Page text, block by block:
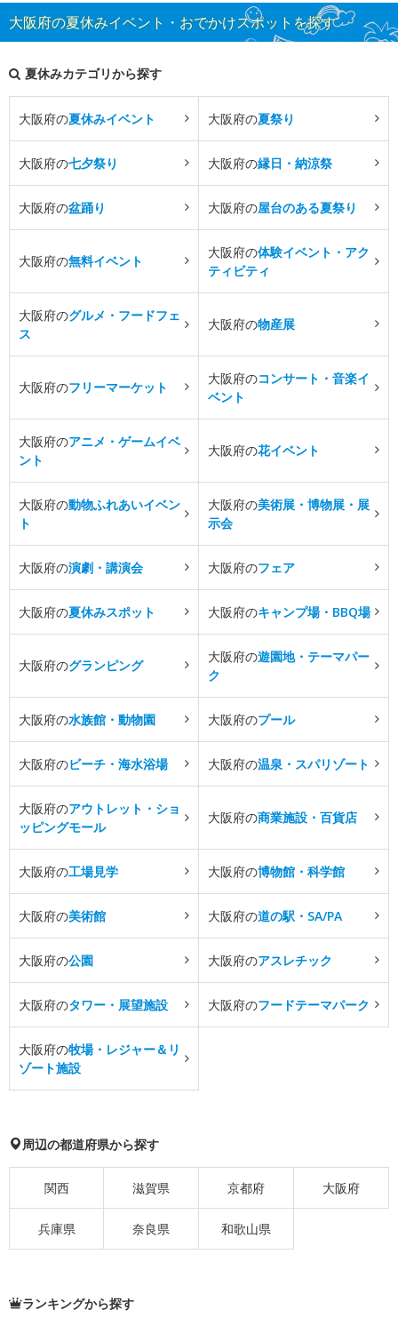
大阪府の夏休みイベント・おでかけスポットを探す
夏休みカテゴリから探す
大阪府の夏休みイベント 大阪府の夏祭り
大阪府の七夕祭り 大阪府の縁日・納涼祭
大阪府の盆踊り 大阪府の屋台のある夏祭り
大阪府の無料イベント
大阪府の体験イベント・アク
ティビティ
大阪府のグルメ・フードフェ
ス
大阪府の物産展
大阪府のフリーマーケット
大阪府のコンサート・音楽イ
ベント
大阪府のアニメ・ゲームイベ
ント
大阪府の花イベント
大阪府の動物ふれあいイベン
ト
大阪府の美術展・博物展・展
示会
大阪府の演劇・講演会 大阪府のフェア
大阪府の夏休みスポット 大阪府のキャンプ場・BBQ場
大阪府のグランピング
大阪府の遊園地・テーマパー
ク
大阪府の水族館・動物園 大阪府のプール
大阪府のビーチ・海水浴場 大阪府の温泉・スパリゾート
大阪府のアウトレット・ショ
ッピングモール
大阪府の商業施設・百貨店
大阪府の工場見学 大阪府の博物館・科学館
大阪府の美術館 大阪府の道の駅・SA/PA
大阪府の公園 大阪府のアスレチック
大阪府のタワー・展望施設 大阪府のフードテーマパーク
大阪府の牧場・レジャー＆リ
ゾート施設
周辺の都道府県から探す
関西 滋賀県 京都府 大阪府
兵庫県 奈良県 和歌山県
ランキングから探す